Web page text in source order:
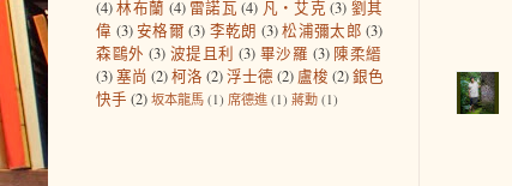
(4)林布蘭 (4) 雷諾瓦 (4) 凡‧艾克 (3) 劉其
偉 (3)安格爾 (3) 李乾朗 (3)松浦彌太郎 (3)
森鷗外 (3) 波提且利 (3) 畢沙羅 (3) 陳柔縉
(3)塞尚 (2)柯洛 (2)浮士德 (2) 盧梭 (2)銀色
快手 (2) 坂本龍馬 (1) 席德進 (1) 蔣勳 (1)